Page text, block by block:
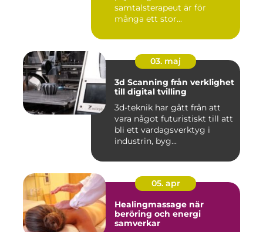
samtalsterapeut är för
många ett stor...
03. maj
3d Scanning från verklighet
till digital tvilling
3d-teknik har gått från att
vara något futuristiskt till att
bli ett vardagsverktyg i
industrin, byg...
05. apr
Healingmassage när
beröring och energi
samverkar